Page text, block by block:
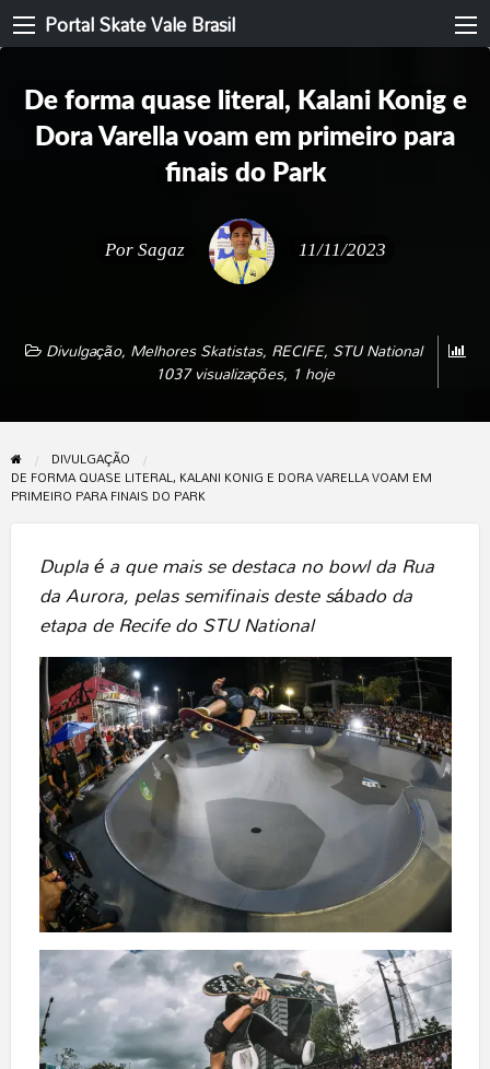
Portal Skate Vale Brasil
De forma quase literal, Kalani Konig e
Dora Varella voam em primeiro para
finais do Park
Por Sagaz 11/11/2023
Divulgação, Melhores Skatistas, RECIFE, STU National
1037 visualizações, 1 hoje
DIVULGAÇÃO
DE FORMA QUASE LITERAL, KALANI KONIG E DORA VARELLA VOAM EM
PRIMEIRO PARA FINAIS DO PARK
Dupla é a que mais se destaca no bowl da Rua
da Aurora, pelas semifinais deste sábado da
etapa de Recife do STU National